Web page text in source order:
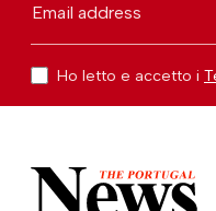
Email address
Ho letto e accetto i